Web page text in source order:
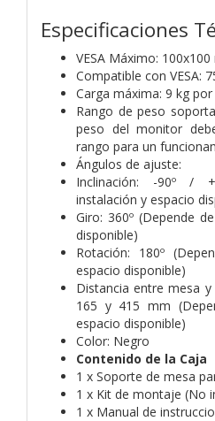
Especificaciones
VESA Máximo: 100x100
Compatible con VESA:
Carga máxima: 9 kg
Rango de peso
peso del monitor
rango para un
Ángulos de ajuste:
Inclinación: -90º /
instalación y espacio
Giro: 360º (Depende
disponible)
Rotación: 180º
espacio disponible)
Distancia entre mesa
165 y 415 mm
espacio disponible)
Color: Negro
Contenido de la Caja
1 x Soporte de mesa
1 x Kit de montaje (No
1 x Manual de